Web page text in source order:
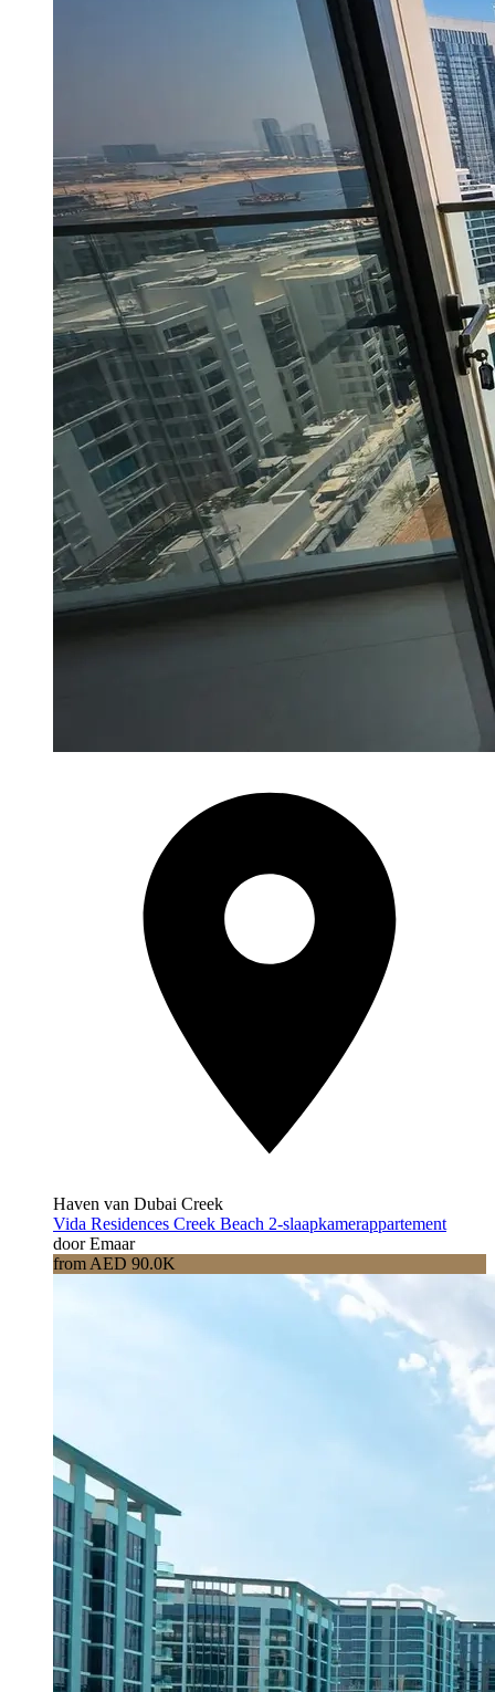
Haven van Dubai Creek
Vida Residences Creek Beach 2-slaapkamerappartement
door Emaar
from AED 90.0K